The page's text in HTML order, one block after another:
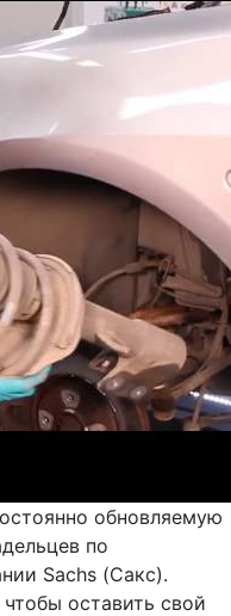
обновляемую
по
Sachs (Сакс).
оставить свой